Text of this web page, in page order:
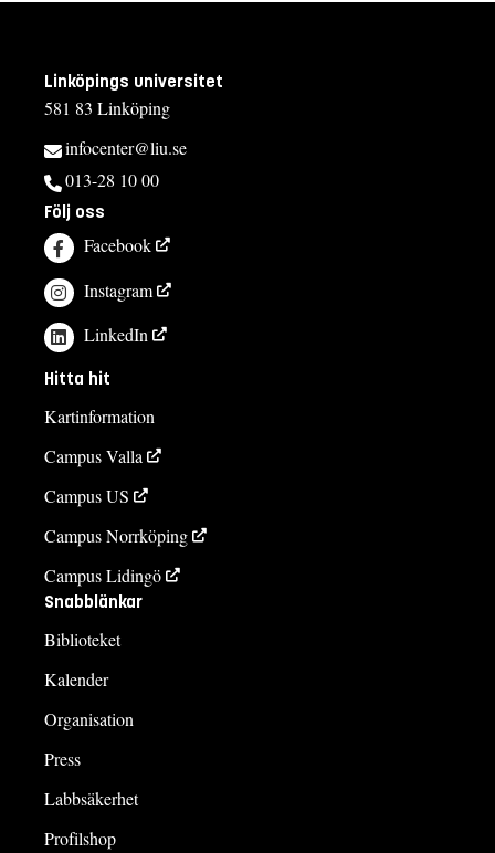
Linköpings universitet
581 83 Linköping
infocenter@liu.se
013-28 10 00
Följ oss
Facebook
Instagram
LinkedIn
Hitta hit
Kartinformation
Campus Valla
Campus US
Campus Norrköping
Campus Lidingö
Snabblänkar
Biblioteket
Kalender
Organisation
Press
Labbsäkerhet
Profilshop